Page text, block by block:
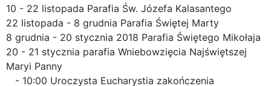
10 - 22 listopada Parafia Św. Józefa Kalasantego
22 listopada - 8 grudnia Parafia Świętej Marty
8 grudnia - 20 stycznia 2018 Parafia Świętego Mikołaja
20 - 21 stycznia parafia Wniebowzięcia Najświętszej
Maryi Panny
- 10:00 Uroczysta Eucharystia zakończenia